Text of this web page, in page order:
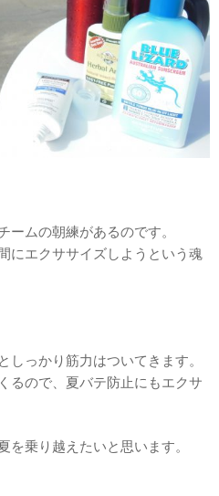
ームの朝練があるのです。
にエクササイズしようという魂
しっかり筋力はついてきます。
るので、夏バテ防止にもエクサ
を乗り越えたいと思います。